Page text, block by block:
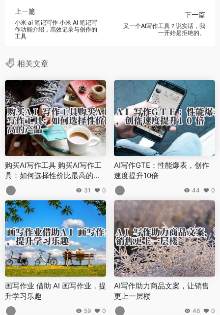
上一篇
小米 ai 笔记写作 小米 AI 笔记写
作功能介绍，高效记录与创作的
工具
下一篇
又一个AI写作工具？说实话，我
一开始是拒绝的。
相关文章
购买AI写作工具 购买AI写作工
具：如何选择性价比最高的产
品
31 0
AI写作GTE：性能爆表，创作
速度提升10倍
44 0
画写作业 借助 AI 画写作业，提
升学习乐趣
59 0
AI写作助力商品文案，让销售
更上一层楼
46 0